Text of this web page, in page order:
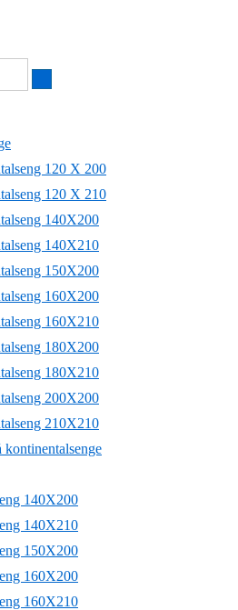
120 X 200
120 X 210
140X200
140X210
150X200
160X200
160X210
180X200
180X210
200X200
210X210
kontinentalsenge
140X200
140X210
150X200
160X200
160X210